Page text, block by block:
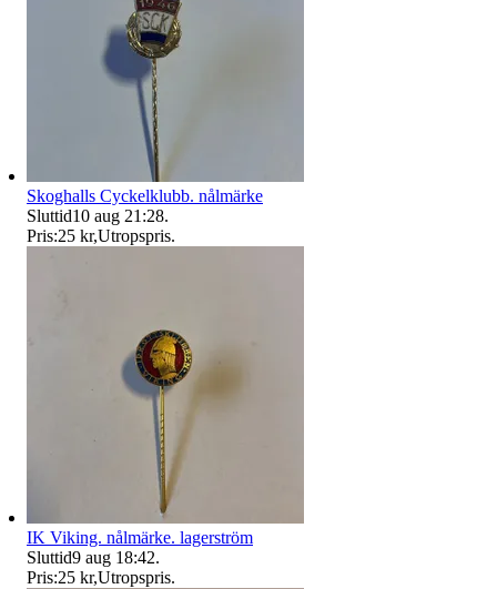
Skoghalls Cyckelklubb. nålmärke
Sluttid10 aug 21:28.
Pris:25 kr,Utropspris.
IK Viking. nålmärke. lagerström
Sluttid9 aug 18:42.
Pris:25 kr,Utropspris.